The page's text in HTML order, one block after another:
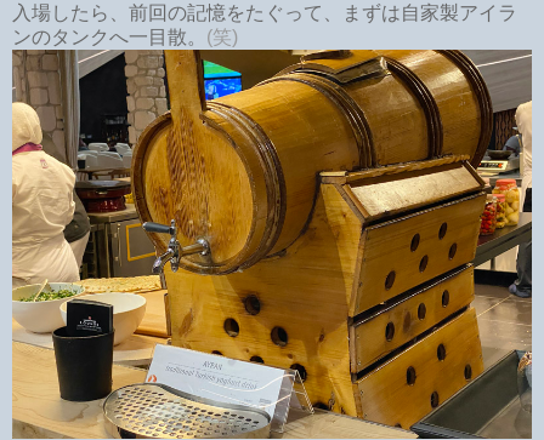
入場したら、前回の記憶をたぐって、まずは自家製アイラ
ンのタンクへ一目散。 (笑)